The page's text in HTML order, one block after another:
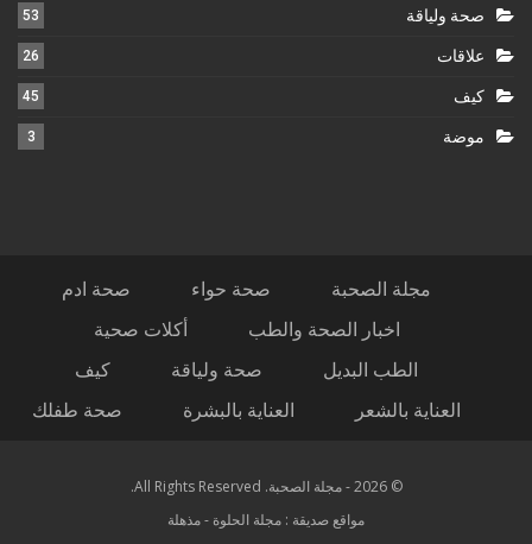
صحة ولياقة 53
علاقات 26
كيف 45
موضة 3
مجلة الصحبة صحة حواء
صحة ادم
اخبار الصحة والطب
أكلات صحية
الطب البديل
صحة ولياقة
كيف
العناية بالشعر
العناية بالبشرة صحة طفلك
© 2026 - مجلة الصحبة. All Rights Reserved.
مواقع صديقة : مجلة الحلوة -مذهلة